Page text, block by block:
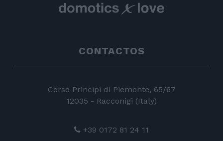
CONTACTOS
Corso Principi di Piemonte, 65/67
12035 - Racconigi (Italy)
+39 0172 81 24 11